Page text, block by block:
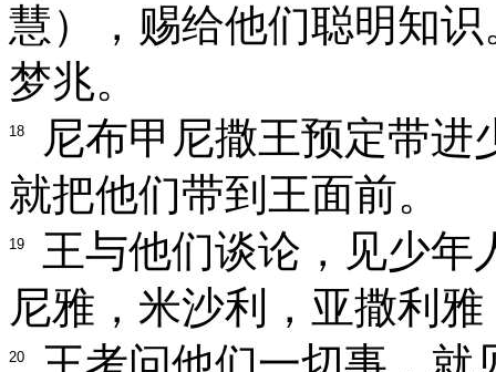
慧），赐给他们聪明知
梦兆。
18
尼布甲尼撒王预定带
就把他们带到王面前。
19
王与他们谈论，见少年
尼雅，米沙利，亚撒利
20